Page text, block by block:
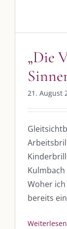
„Die
21. August
Woher
bereits
Weiterlesen